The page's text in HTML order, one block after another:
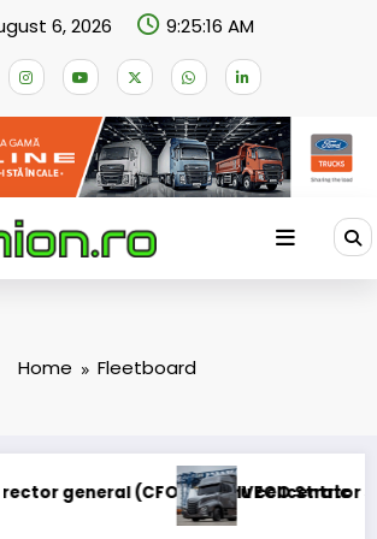
6, 2026 9:25:16 AM
Home Fleetboard
(CFO) pentru cellcentric
IVECO Strator se